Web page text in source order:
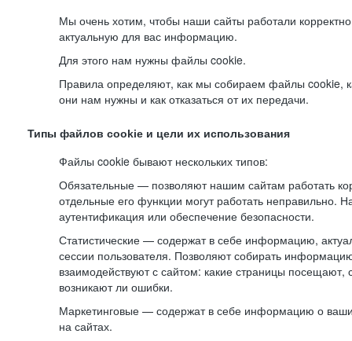
Мы очень хотим, чтобы наши сайты работали
актуальную для вас информацию.
Для этого нам нужны файлы cookie.
Правила определяют, как мы собираем файлы cookie,
они нам нужны и как отказаться от их передачи.
Типы файлов cookie и цели их использования
Файлы cookie бывают нескольких типов:
Обязательные — позволяют нашим сайтам работать
отдельные его функции могут работать неправильно.
аутентификация или обеспечение безопасности.
Статистические — содержат в себе информацию,
сессии пользователя. Позволяют собирать
взаимодействуют с сайтом: какие страницы посещают,
возникают ли ошибки.
Маркетинговые — содержат в себе информацию о
на сайтах.